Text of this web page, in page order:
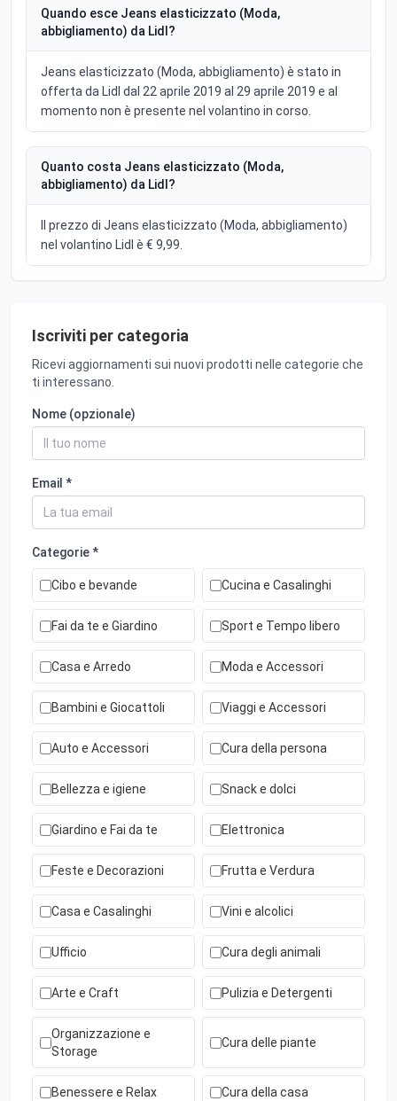
Quando esce Jeans elasticizzato (Moda,
abbigliamento) da Lidl?
Jeans elasticizzato (Moda, abbigliamento) è stato in
offerta da Lidl dal 22 aprile 2019 al 29 aprile 2019 e al
momento non è presente nel volantino in corso.
Quanto costa Jeans elasticizzato (Moda,
abbigliamento) da Lidl?
Il prezzo di Jeans elasticizzato (Moda, abbigliamento)
nel volantino Lidl è € 9,99.
Iscriviti per categoria
Ricevi aggiornamenti sui nuovi prodotti nelle categorie che
ti interessano.
Nome (opzionale)
Email *
Categorie *
Cibo e bevande Cucina e Casalinghi
Fai da te e Giardino Sport e Tempo libero
Casa e Arredo Moda e Accessori
Bambini e Giocattoli Viaggi e Accessori
Auto e Accessori Cura della persona
Bellezza e igiene Snack e dolci
Giardino e Fai da te Elettronica
Feste e Decorazioni Frutta e Verdura
Casa e Casalinghi Vini e alcolici
Ufficio Cura degli animali
Arte e Craft Pulizia e Detergenti
Organizzazione e
Storage
Cura delle piante
Benessere e Relax Cura della casa